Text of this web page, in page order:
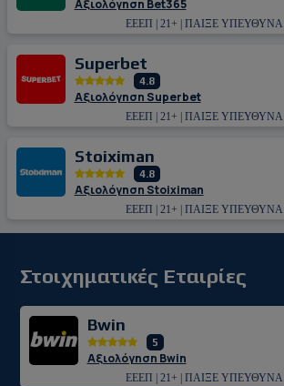
Αξιολόγηση Bet365
ΕΕΕΠ | 21+ | ΠΑΙΞΕ ΥΠΕΥΘΥΝΑ
Superbet
4.8
Αξιολόγηση Superbet
ΕΕΕΠ | 21+ | ΠΑΙΞΕ ΥΠΕΥΘΥΝΑ
Stoiximan
4.8
Αξιολόγηση Stoiximan
ΕΕΕΠ | 21+ | ΠΑΙΞΕ ΥΠΕΥΘΥΝΑ
Στοιχηματικές Εταιρίες
Bwin
5
Αξιολόγηση Bwin
ΕΕΕΠ | 21+ | ΠΑΙΞΕ ΥΠΕΥΘΥΝΑ